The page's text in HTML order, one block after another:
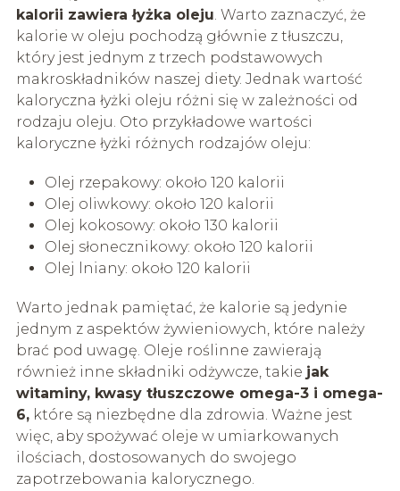
kalorii zawiera łyżka oleju. Warto zaznaczyć, że
kalorie w oleju pochodzą głównie z tłuszczu,
który jest jednym z trzech podstawowych
makroskładników naszej diety. Jednak wartość
kaloryczna łyżki oleju różni się w zależności od
rodzaju oleju. Oto przykładowe wartości
kaloryczne łyżki różnych rodzajów oleju:
Olej rzepakowy: około 120 kalorii
Olej oliwkowy: około 120 kalorii
Olej kokosowy: około 130 kalorii
Olej słonecznikowy: około 120 kalorii
Olej lniany: około 120 kalorii
Warto jednak pamiętać, że kalorie są jedynie
jednym z aspektów żywieniowych, które należy
brać pod uwagę. Oleje roślinne zawierają
również inne składniki odżywcze, takie jak
witaminy, kwasy tłuszczowe omega-3 i omega-
6,które są niezbędne dla zdrowia. Ważne jest
więc, aby spożywać oleje w umiarkowanych
ilościach, dostosowanych do swojego
zapotrzebowania kalorycznego.